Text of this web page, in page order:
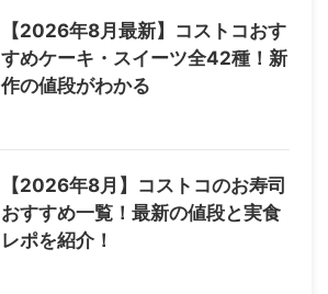
【2026年8月最新】コストコおす
すめケーキ・スイーツ全42種！新
作の値段がわかる
【2026年8月】コストコのお寿司
おすすめ一覧！最新の値段と実食
レポを紹介！